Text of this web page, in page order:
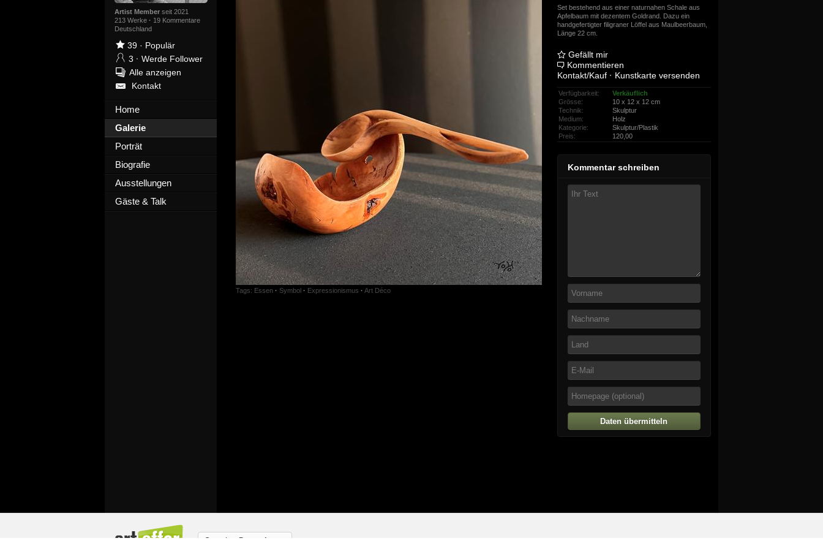
Artist Memberseit 2021
213 Werke · 19 Kommentare
Deutschland
39· Populär
3 · Werde Follower
Alle anzeigen
Kontakt
Home
Galerie
Porträt
Biografie
Ausstellungen
Gäste & Talk
Tags: Essen · Symbol · Expressionismus · Art Déco
Set bestehend aus einer naturnahen Schale aus
Apfelbaum mit dezentem Goldrand. Dazu ein
handgefertigter filigraner Löffel aus Maulbeerbaum,
Länge 22 cm.
Gefällt mir
Kommentieren
Kontakt/Kauf · Kunstkarte versenden
Verfügbarkeit:
Verkäuflich
Grösse:
10 x 12 x 12 cm
Technik:
Skulptur
Medium:
Holz
Kategorie:
Skulptur/Plastik
Preis:
120,00
Kommentar schreiben
Daten übermitteln
Sprache: Deutsch